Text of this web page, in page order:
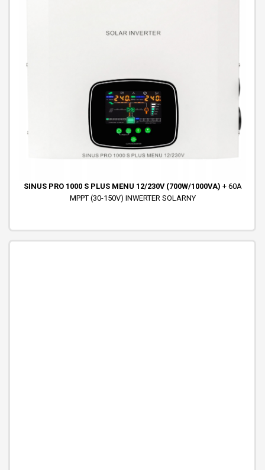
SINUS PRO 1000 S PLUS MENU 12/230V (700W/1000VA) + 60A
MPPT (30-150V) INWERTER SOLARNY